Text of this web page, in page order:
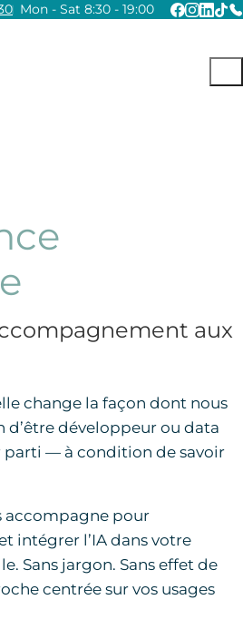
Mon - Sat 8:30 - 19:00
aux
change la façon dont nous
d’être développeur ou data
parti — à condition de savoir
accompagne pour
intégrer l’IA dans votre
Sans jargon. Sans effet de
centrée sur vos usages